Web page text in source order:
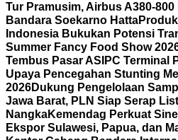
Tur Pramusim, Airbus A380-
Bandara Soekarno Hatta
Indonesia Bukukan Potensi
Summer Fancy Food Show
Tembus Pasar AS IPC Terminal
Upaya Pencegahan Stunting
2026Dukung Pengelolaan
Jawa Barat, PLN Siap Serap
NangkaKemendag Perkuat
Ekspor Sulawesi, Papua, dan